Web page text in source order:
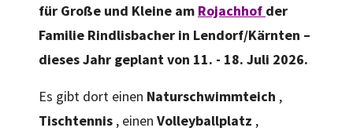
für Große und Kleine am Rojachhof der
Familie Rindlisbacher in Lendorf/Kärnten –
dieses Jahr geplant von 11. - 18. Juli 2026.
Es gibt dort einen Naturschwimmteich ,
Tischtennis , einen Volleyballplatz ,